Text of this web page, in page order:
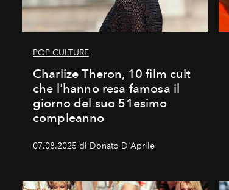
POP CULTURE
Charlize Theron, 10 film cult
che l'hanno resa famosa il
giorno del suo 51esimo
compleanno
07.08.2025 di Donato D'Aprile